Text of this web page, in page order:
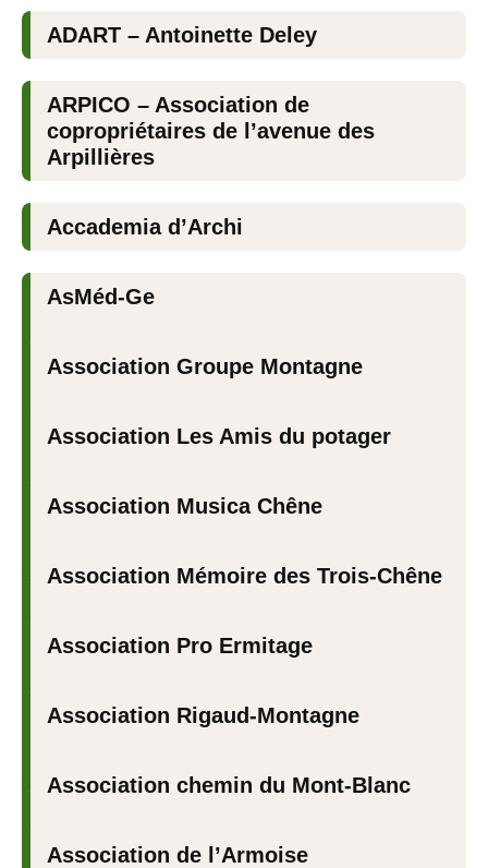
Accademia d’Archi
ADART – Antoinette Deley
ARPICO – Association de
copropriétaires de l’avenue des
Arpillières
AsMéd-Ge
Association chemin du Mont-Blanc
Association de l’Armoise
Association Groupe Montagne
Association Les Amis du potager
Association Mémoire des Trois-Chêne
Association Musica Chêne
Association Pro Ermitage
Association Rigaud-Montagne